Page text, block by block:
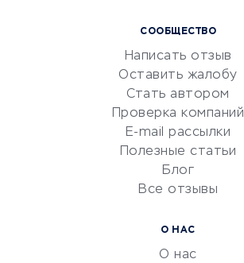
Маркетинг и продажи
Репетиторство
Красота и здоровье
Сервисы по поиску работы
Сетевой маркетинг
УСЛУГИ ДЛЯ БИЗНЕСА
СООБЩЕСТВО
Написать отзыв
Оставить жалобу
Стать автором
Проверка компаний
E-mail рассылки
Полезные статьи
Блог
Все отзывы
О НАС
О нас